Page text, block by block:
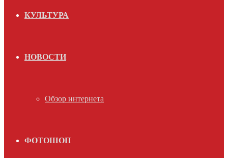
КУЛЬТУРА
НОВОСТИ
Обзор интернета
ФОТОШОП